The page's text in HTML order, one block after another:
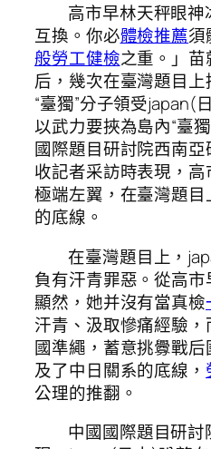
高市早林天秤眼
互換。你必體檢推薦須
般勞工健檢之重。」
后，幾次在臺灣題目
“臺獨”分子領受japan(
以武力要挾為島內“臺
國際題目研討院西南
收記者采訪時表現，
極端左翼，在臺灣題
的底線。
在臺灣題目上，
負有汗青罪惡。從高市
顯然，她并沒有當真檢
汗青、汲取慘痛經驗
國準繩，蓄意挑釁戰
及了中日關系的底線，
公理的推翻。
中國國際題目研